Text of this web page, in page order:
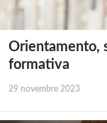
Orientamento,
formativa
29 novembre 2023